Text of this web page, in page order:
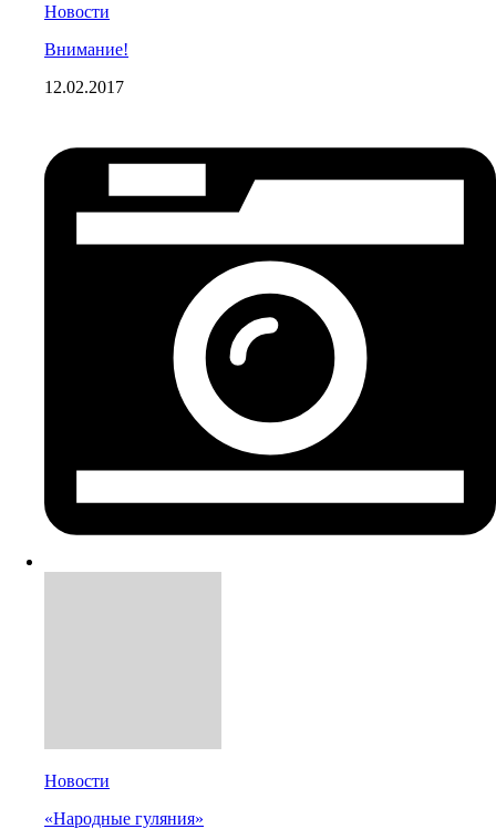
Новости
Внимание!
12.02.2017
Новости
«Народные гуляния»